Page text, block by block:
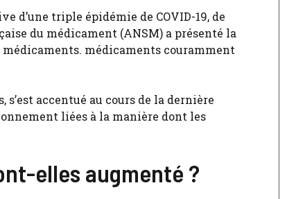
d’une triple épidémie de COVID-19, de
du médicament (ANSM) a présenté la
médicaments couramment
accentué au cours de la dernière
liées à la manière dont les
elles augmenté ?